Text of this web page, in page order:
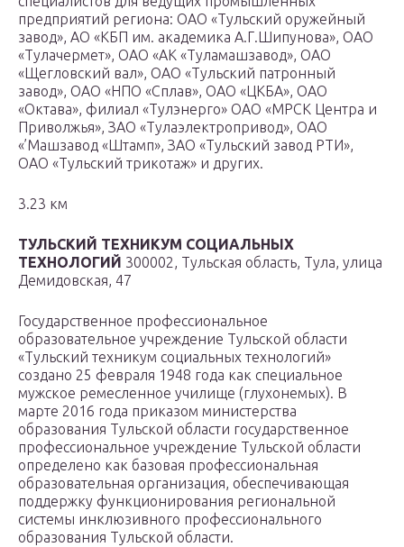
предприятий региона: ОАО «Тульский оружейный
завод», АО «КБП им. академика А.Г.Шипунова», ОАО
«Тулачермет», ОАО «АК «Туламашзавод», ОАО
«Щегловский вал», ОАО «Тульский патронный
завод», ОАО «НПО «Сплав», ОАО «ЦКБА», ОАО
«Октава», филиал «Тулэнерго» ОАО «МРСК Центра и
Приволжья», ЗАО «Тулаэлектропривод», ОАО
«’Машзавод «Штамп», ЗАО «Тульский завод РТИ»,
ОАО «Тульский трикотаж» и других.
3.23 км
ТУЛЬСКИЙ ТЕХНИКУМ СОЦИАЛЬНЫХ
ТЕХНОЛОГИЙ 300002, Тульская область, Тула, улица
Демидовская, 47
Государственное профессиональное
образовательное учреждение Тульской области
«Тульский техникум социальных технологий»
создано 25 февраля 1948 года как специальное
мужское ремесленное училище (глухонемых). В
марте 2016 года приказом министерства
образования Тульской области государственное
профессиональное учреждение Тульской области
определено как базовая профессиональная
образовательная организация, обеспечивающая
поддержку функционирования региональной
системы инклюзивного профессионального
образования Тульской области.